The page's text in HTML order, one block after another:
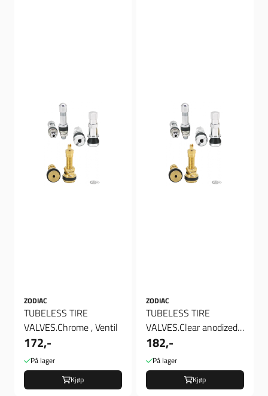
ZODIAC
TUBELESS TIRE
VALVES.Chrome , Ventil
172,-
På lager
Kjøp
ZODIAC
TUBELESS TIRE
VALVES.Clear anodized,
Ventil
182,-
På lager
Kjøp